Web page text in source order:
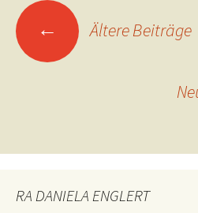
← Ältere Beiträge
RA DANIELA ENGLERT